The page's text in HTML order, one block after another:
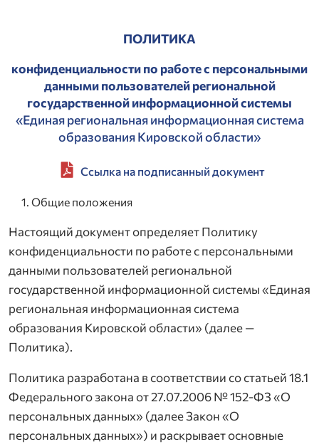
ПОЛИТИКА
конфиденциальности по работе с персональными
данными пользователей региональной
государственной информационной системы
«Единая региональная информационная система
образования Кировской области»
Ссылка на подписанный документ
Общие положения
Настоящий документ определяет Политику
конфиденциальности по работе с персональными
данными пользователей региональной
государственной информационной системы «Единая
региональная информационная система
образования Кировской области» (далее —
Политика).
Политика разработана в соответствии со статьей 18.1
Федерального закона от 27.07.2006 № 152-ФЗ «О
персональных данных» (далее Закон «О
персональных данных») и раскрывает основные